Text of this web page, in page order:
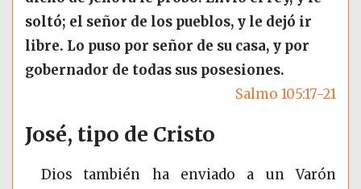
soltó; el señor de los pueblos, y le dejó ir
libre. Lo puso por señor de su casa, y por
gobernador de todas sus posesiones.
Salmo 105:17-21
José, tipo de Cristo
Dios también ha enviado a un Varón